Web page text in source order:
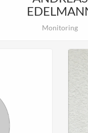
Monitoring